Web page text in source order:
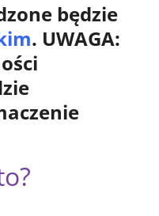
będzie
. UWAGA: